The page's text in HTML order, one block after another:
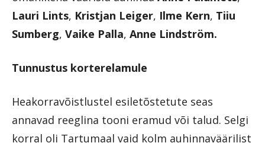
Lauri Lints, Kristjan Leiger, Ilme Kern, Tiiu
Sumberg, Vaike Palla, Anne Lindström.
Tunnustus korterelamule
Heakorravõistlustel esiletõstetute seas
annavad reeglina tooni eramud või talud. Selgi
korral oli Tartumaal vaid kolm auhinnaväärilist